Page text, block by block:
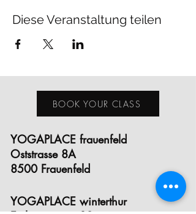
Diese Veranstaltung teilen
BOOK YOUR CLASS
YOGAPLACE frauenfeld
Oststrasse 8A
8500 Frauenfeld
YOGAPLACE winterthur